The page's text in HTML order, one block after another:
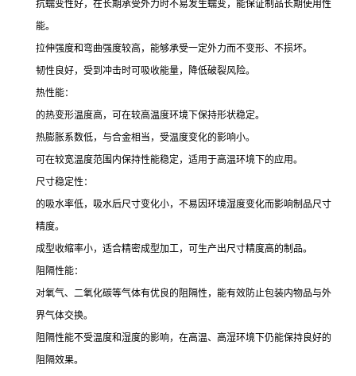
抗蠕变性好，在长期承受外力时不易发生蠕变，能保证制品长期使用性
能。
拉伸强度和弯曲强度较高，能够承受一定外力而不变形、不损坏。
韧性良好，受到冲击时可吸收能量，降低破裂风险。
热性能：
的热变形温度高，可在较高温度环境下保持形状稳定。
热膨胀系数低，与合金相当，受温度变化的影响小。
可在较宽温度范围内保持性能稳定，适用于高温环境下的应用。
尺寸稳定性：
的吸水率低，吸水后尺寸变化小，不易因环境湿度变化而影响制品尺寸
精度。
成型收缩率小，适合精密成型加工，可生产出尺寸精度高的制品。
阻隔性能：
对氧气、二氧化碳等气体有优良的阻隔性，能有效防止包装内物品与外
界气体交换。
阻隔性能不受温度和湿度的影响，在高温、高湿环境下仍能保持良好的
阻隔效果。